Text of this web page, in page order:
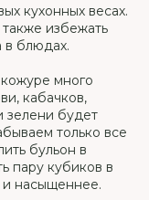
кухонных весах.
избежать
в блюдах.
много
кабачков,
зелени будет
только все
бульон в
пару кубиков в
и насыщеннее.